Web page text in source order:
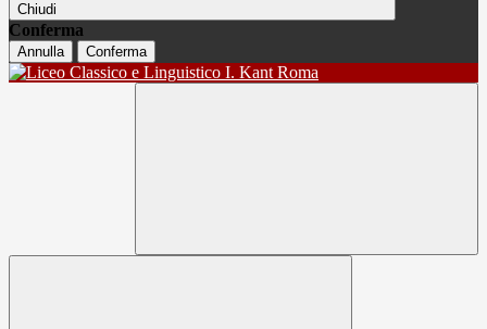
Chiudi
Conferma
Annulla Conferma